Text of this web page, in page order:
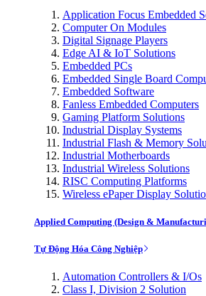
Application Focus Embedded
Computer On Modules
Digital Signage Players
Edge AI & IoT Solutions
Embedded PCs
Embedded Single Board
Embedded Software
Fanless Embedded Computers
Gaming Platform Solutions
Industrial Display Systems
Industrial Flash & Memory
Industrial Motherboards
Industrial Wireless Solutions
RISC Computing Platforms
Wireless ePaper Display
Applied Computing (Design &
Tự Động Hóa Công Nghiệp
Automation Controllers & I/Os
Class I, Division 2 Solution